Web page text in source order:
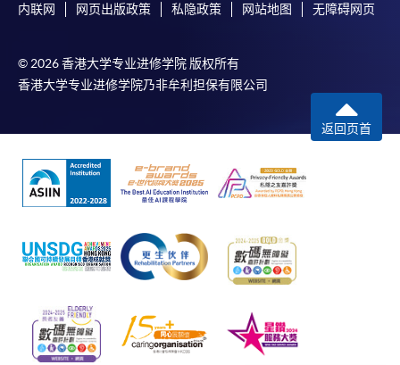
會保證下列各項：資訊並無侵犯版權，資訊可安全使用、資訊
本學院（包括其僱員及附屬機構）對你在網上付款而由下列原
因所導致的任何損失，一概不負責；上述原因包括：（1）由
付款銀行或獨立商戶因為付款的網關在處理付款的信用卡、付
失誤、延誤、中斷、中止、或限制（2）從付款的網關傳送而
來的任何信息或資訊中出現的疏忽、錯誤、誤差或遺漏；
誤；（4）任何由付款的網關引起或與付款的網關相關的原
因，包括未獲授權進入、資料傳送的改動、任何非法行為等。
以上中文本純作參考之用，如內容與英文版本有任何歧義，一
切以英文版本為準。
内联网 网页出版政策 私隐政策 网站地图 无障碍网页
© 2026 香港大学专业进修学院 版权所有
香港大学专业进修学院乃非牟利担保有限公司
返回页首